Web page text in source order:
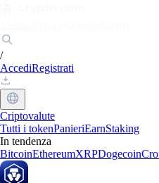
/
AccediRegistrati
Criptovalute
Tutti i tokenPanieriEarnStaking
In tendenza
BitcoinEthereumXRPDogecoin